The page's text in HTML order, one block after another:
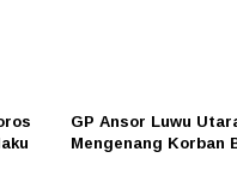
GP Ansor Luwu
Mengenang Korban